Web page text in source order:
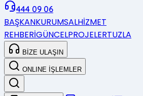
444 09 06
BAŞKANKURUMSALHİZMET
REHBERİGÜNCELPROJELERTUZLA
BİZE ULAŞIN
ONLINE İŞLEMLER